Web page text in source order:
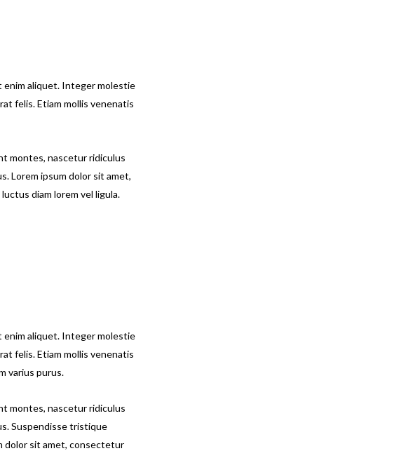
enim aliquet. Integer molestie
felis. Etiam mollis venenatis
montes, nascetur ridiculus
Lorem ipsum dolor sit amet,
diam lorem vel ligula.
enim aliquet. Integer molestie
felis. Etiam mollis venenatis
varius purus.
montes, nascetur ridiculus
Suspendisse tristique
dolor sit amet, consectetur